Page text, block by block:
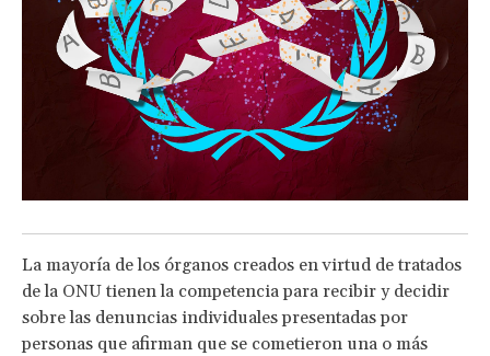
La mayoría de los órganos creados en virtud de tratados
de la ONU tienen la competencia para recibir y decidir
sobre las denuncias individuales presentadas por
personas que afirman que se cometieron una o más